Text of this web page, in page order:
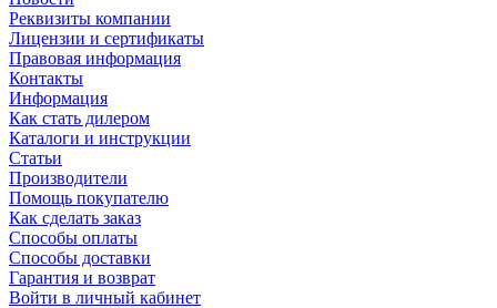
Реквизиты компании
Лицензии и сертификаты
Правовая информация
Контакты
Информация
Как стать дилером
Каталоги и инструкции
Статьи
Производители
Помощь покупателю
Как сделать заказ
Способы оплаты
Способы доставки
Гарантия и возврат
Войти в личный кабинет